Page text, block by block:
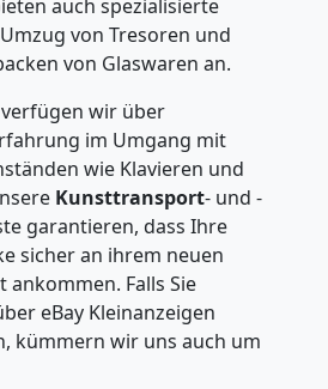
auch spezialisierte
von Tresoren und
von Glaswaren an.
wir über
im Umgang mit
wie Klavieren und
Kunsttransport- und -
garantieren, dass Ihre
sicher an ihrem neuen
Falls Sie
eBay Kleinanzeigen
kümmern wir uns auch um